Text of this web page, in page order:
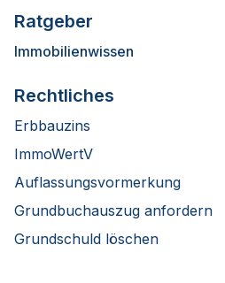
Ratgeber
Immobilienwissen
Rechtliches
Erbbauzins
ImmoWertV
Auflassungsvormerkung
Grundbuchauszug anfordern
Grundschuld löschen